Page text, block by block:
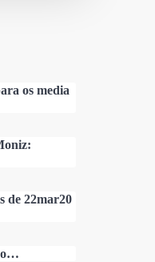
os media
de 22mar20